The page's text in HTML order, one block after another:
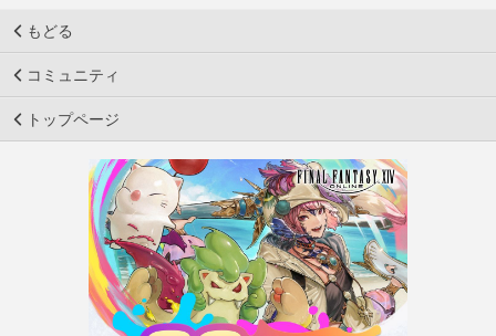
もどる
コミュニティ
トップページ